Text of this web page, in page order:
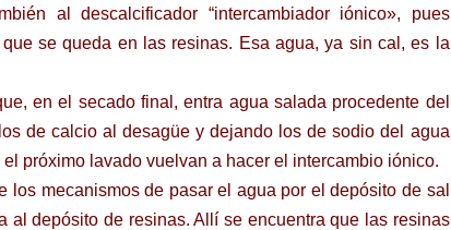
al descalcificador “intercambiador iónico», pues
que se queda en las resinas. Esa agua, ya sin cal, es la
en el secado final, entra agua salada procedente del
de calcio al desagüe y dejando los de sodio del agua
próximo lavado vuelvan a hacer el intercambio iónico.
los mecanismos de pasar el agua por el depósito de sal
depósito de resinas. Allí se encuentra que las resinas